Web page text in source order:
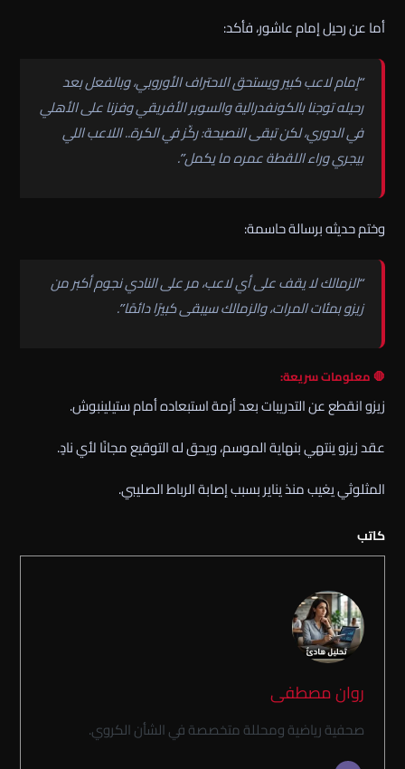
أما عن رحيل إمام عاشور، فأكد:
“إمام لاعب كبير ويستحق الاحتراف الأوروبي، وبالفعل بعد
رحيله توجنا بالكونفدرالية والسوبر الأفريقي وفزنا على الأهلي
في الدوري، لكن تبقى النصيحة: ركّز في الكرة.. اللاعب اللي
بيجري وراء اللقطة عمره ما يكمل”.
وختم حديثه برسالة حاسمة:
“الزمالك لا يقف على أي لاعب، مر على النادي نجوم أكبر من
زيزو بمئات المرات، والزمالك سيبقى كبيرًا دائمًا”.
🛑 معلومات سريعة:
زيزو انقطع عن التدريبات بعد أزمة استبعاده أمام ستيلينبوش.
عقد زيزو ينتهي بنهاية الموسم، ويحق له التوقيع مجانًا لأي نادٍ.
المثلوثي يغيب منذ يناير بسبب إصابة الرباط الصليبي.
كاتب
روان مصطفى
صحفية رياضية ومحللة متخصصة في الشأن الكروي.